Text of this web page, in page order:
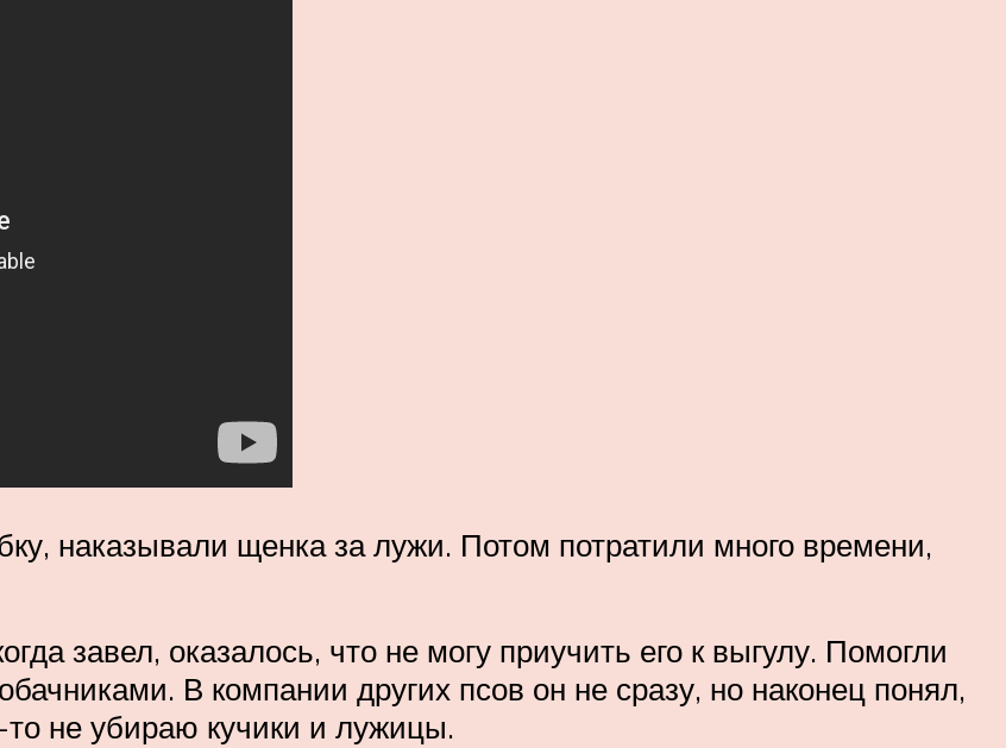
наказывали щенка за лужи. Потом потратили много времени,
завел, оказалось, что не могу приучить его к выгулу. Помогли
В компании других псов он не сразу, но наконец понял,
то не убираю кучики и лужицы.